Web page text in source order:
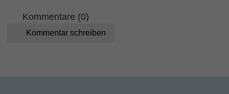
Kommentare (0)
Kommentar schreiben